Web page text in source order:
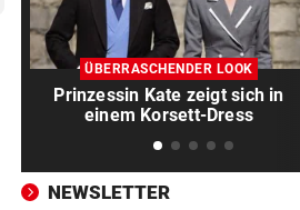
„WERMUTSTROPFEN“ vor
Verletzter Salzburg-Kicker:
Diagnose ist da!
Royale Ehekrise? Das sagt
Ehemann von Beatrice
ÜBERRASCHENDER LOOK
Prinzessin Kate zeigt sich in
einem Korsett-Dress
NEWSLETTER